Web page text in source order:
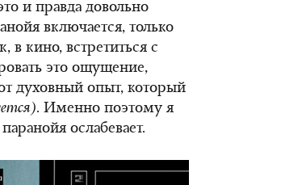
и правда довольно
включается, только
в кино, встретиться с
это ощущение,
духовный опыт, который
. Именно поэтому я
ослабевает.